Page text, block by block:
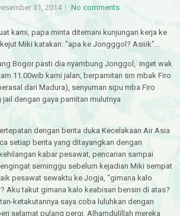
31, 2014 No comments
kami, papa minta ditemani kunjungan kerja ke
Miki katakan: "apa ke Jongggol? Asiiik"...
Bogor pasti dia nyambung Jonggol, inget wak
11.00wib kami jalan, berpamitan sm mbak Firo
dari Madura), senyuman sipu mba Firo
jail dengan gaya pamitan mulutnya
dengan berita duka Kecelakaan Air Asia
setiap berita yang ditayangkan dengan
kabar pesawat, pencarian sampai
seminggu sebelum kejadian Miki sempat
pesawat sewaktu ke Jogja, "gimana kalo
Aku takut gimana kalo keabisan bensin di atas?
ketakutannya saya coba luluhkan dengan
selamat pulang pergi. Alhamdulillah mereka